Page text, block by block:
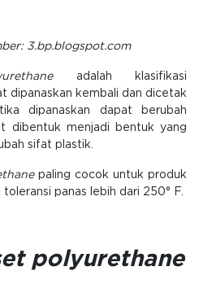
3.bp.blogspot.com
adalah klasifikasi
dipanaskan kembali dan dicetak
dipanaskan dapat berubah
dibentuk menjadi bentuk yang
sifat plastik.
paling cocok untuk produk
panas lebih dari 250° F.
polyurethane